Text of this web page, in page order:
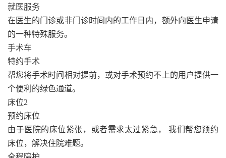
就医服务
在医生的门诊或非门诊时间内的工作日内，额外向医生申请
的一种特殊服务。
手术车
特约手术
帮您将手术时间相对提前，或对手术预约不上的用户提供一
个便利的绿色通道。
床位2
预约床位
由于医院的床位紧张，或者需求太过紧急， 我们帮您预约
床位，解决住院难题。